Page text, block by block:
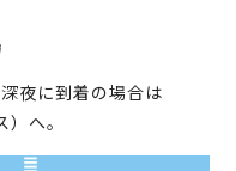
夜に到着の場合は
へ。